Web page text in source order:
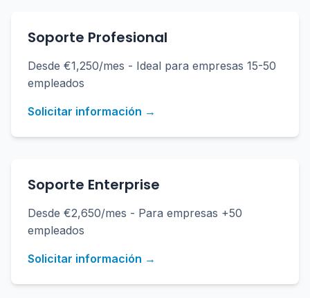
Soporte Profesional
Desde €1,250/mes - Ideal para empresas 15-50
empleados
Solicitar información →
Soporte Enterprise
Desde €2,650/mes - Para empresas +50
empleados
Solicitar información →